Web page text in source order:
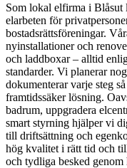
Som lokal elfirma i Blåsut
elarbeten för
bostadsrättsföreningar.
nyinstallationer och
och laddboxar – alltid
standarder. Vi planerar
dokumenterar varje steg
framtidssäker lösning.
badrum, uppgradera
smart styrning hjälper vi
till driftsättning och
hög kvalitet i rätt tid och
och tydliga besked genom